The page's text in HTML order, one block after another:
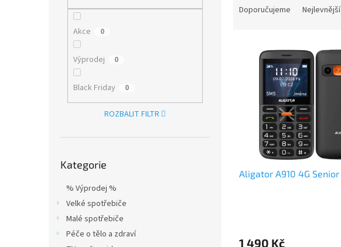
Akce 0
Výprodej 0
Black Friday 0
ROZBALIT FILTR
kategorie
Kategorie
% Výprodej %
Velké spotřebiče
Malé spotřebiče
Péče o tělo a zdraví
Doporučujeme Nejlevnější
Aligator A910 4G Senior
1 490 Kč